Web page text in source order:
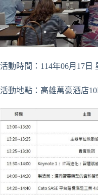
活動時間：114年06月17日
活動地點：高雄萬豪酒店